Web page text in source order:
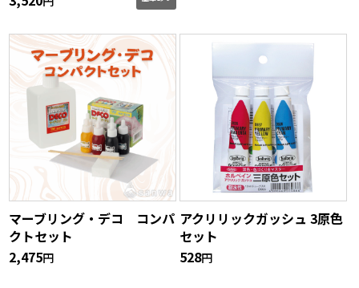
マーブリング・デコ コンパ
クトセット
2,475円
アクリリックガッシュ 3原色
セット
528円